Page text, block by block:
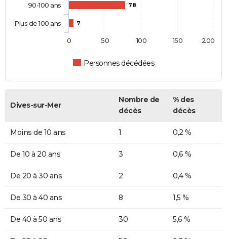
78
7
Personnes décédées
90-100 ans
Plus de 100 ans
0 50 100 150 200
Dives-sur-Mer
Nombre de
décès
% des
décès
Moins de 10 ans 1 0,2 %
De 10 à 20 ans 3 0,6 %
De 20 à 30 ans 2 0,4 %
De 30 à 40 ans 8 1,5 %
De 40 à 50 ans 30 5,6 %